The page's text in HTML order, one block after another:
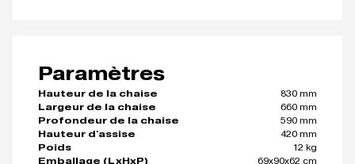
Paramètres
Hauteur de la chaise
830 mm
Largeur de la chaise
660 mm
Profondeur de la chaise
590 mm
Hauteur d'assise
420 mm
Poids
12 kg
Emballage (LxHxP)
69x90x62 cm